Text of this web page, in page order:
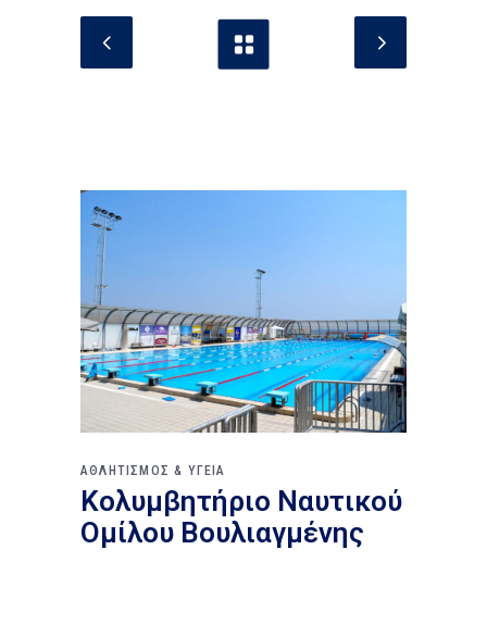
ΑΘΛΗΤΙΣΜΟΣ & ΥΓΕΙΑ
Κολυμβητήριο Ναυτικού
Ομίλου Βουλιαγμένης